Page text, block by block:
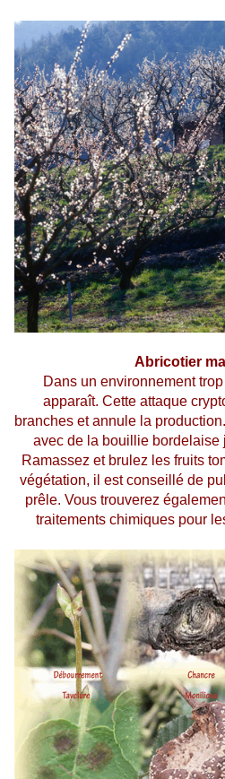
Abricotier
Dans un environnement
apparaît. Cette attaque
branches et annule la
avec de la bouillie bordelaise
Ramassez et brulez les fruits
végétation, il est conseillé de
prêle. Vous trouverez
traitements chimiques pour